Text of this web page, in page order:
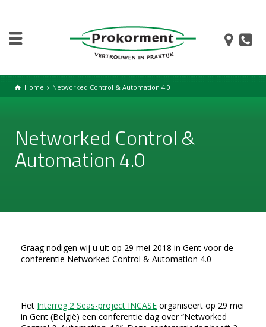
Home Networked Control & Automation 4.0
Networked Control &
Automation 4.0
Graag nodigen wij u uit op 29 mei 2018 in Gent voor de
conferentie Networked Control & Automation 4.0
Het Interreg 2 Seas-project INCASE organiseert op 29 mei
in Gent (België) een conferentie dag over “Networked